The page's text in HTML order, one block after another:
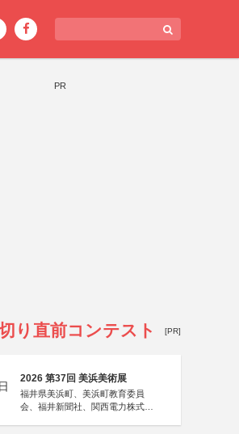
PR
り直前コンテスト [PR]
日
2026 第37回 美浜美術展
福井県美浜町、美浜町教育委員
会、福井新聞社、関西電力株式会